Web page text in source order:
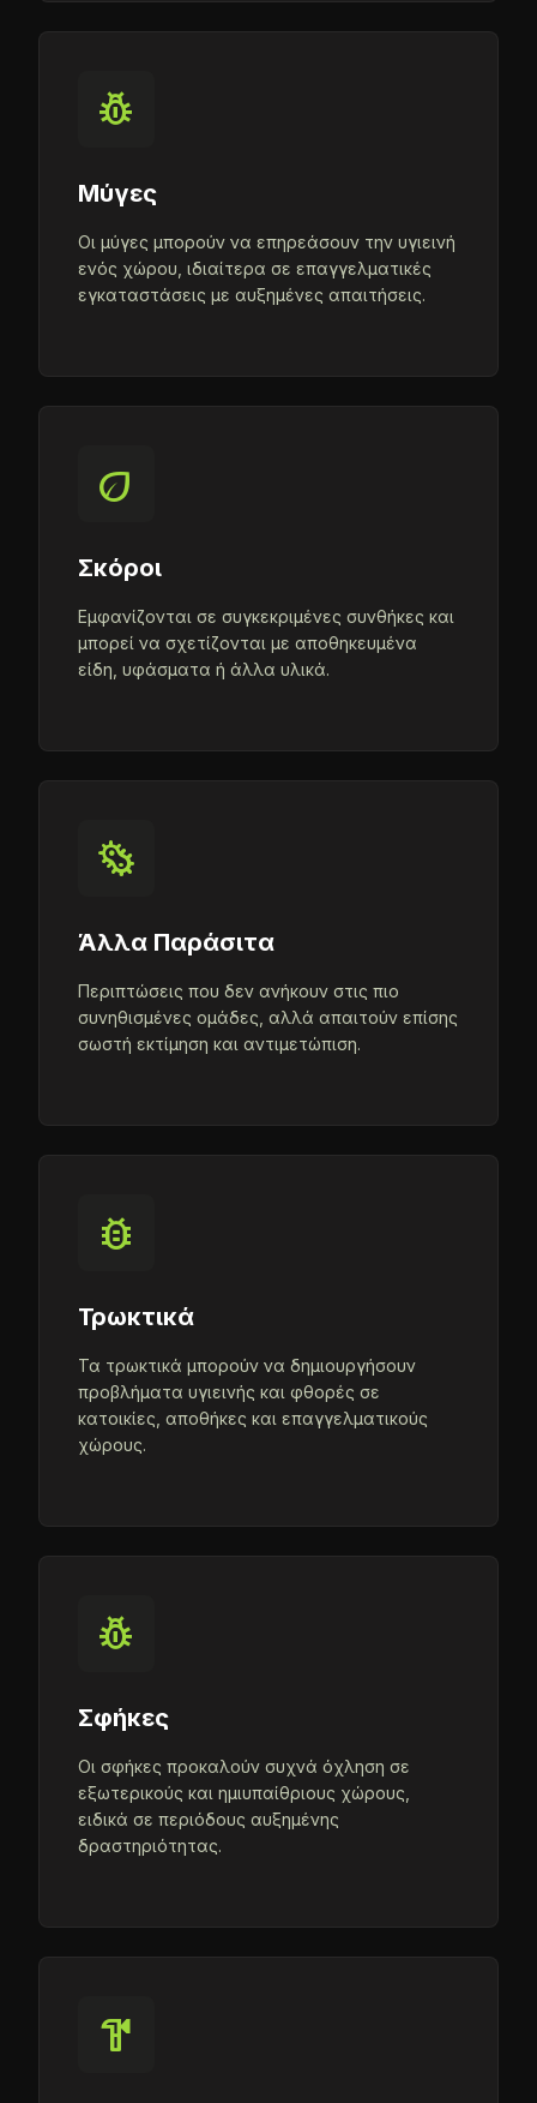
pest_control
Μύγες
Οι μύγες μπορούν να επηρεάσουν την υγιεινή
ενός χώρου, ιδιαίτερα σε επαγγελματικές
εγκαταστάσεις με αυξημένες απαιτήσεις.
eco
Σκόροι
Εμφανίζονται σε συγκεκριμένες συνθήκες και
μπορεί να σχετίζονται με αποθηκευμένα
είδη, υφάσματα ή άλλα υλικά.
microbiology
Άλλα Παράσιτα
Περιπτώσεις που δεν ανήκουν στις πιο
συνηθισμένες ομάδες, αλλά απαιτούν επίσης
σωστή εκτίμηση και αντιμετώπιση.
bug_report
Τρωκτικά
Τα τρωκτικά μπορούν να δημιουργήσουν
προβλήματα υγιεινής και φθορές σε
κατοικίες, αποθήκες και επαγγελματικούς
χώρους.
pest_control
Σφήκες
Οι σφήκες προκαλούν συχνά όχληση σε
εξωτερικούς και ημιυπαίθριους χώρους,
ειδικά σε περιόδους αυξημένης
δραστηριότητας.
hardware